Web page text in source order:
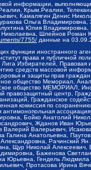
информации,
Крым.Реалии,
Камалягин Денис
Ольга Владимировна,
Юлия
Шлейнов Роман
7755/ данные на
функции иностранного
права и публичной
Избирателей, Правовая
средств массовой
и защиты прав
общество Мемориал,
общество МЕМОРИАЛ,
правозащитный центр,
Гражданское
комиссия по
антимонопольная
Бойко Анатолий
Жданов Иван
Валерий Валерьевич,
Галина Анатольевна,
Рачинский
Щур Николай
Баженова
Юрьевна, Гендель Людмила
Протасова Ирина